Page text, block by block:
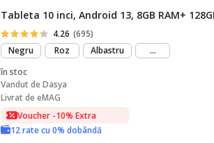
Tableta 10 inci, Android 13, 8GB RAM+
4.26 (695)
Negru
Roz Albastru ...mai
în stoc
Vandut deDasya
Livrat de eMAG
Voucher -10% Extra
12 rate cu 0% dobândă